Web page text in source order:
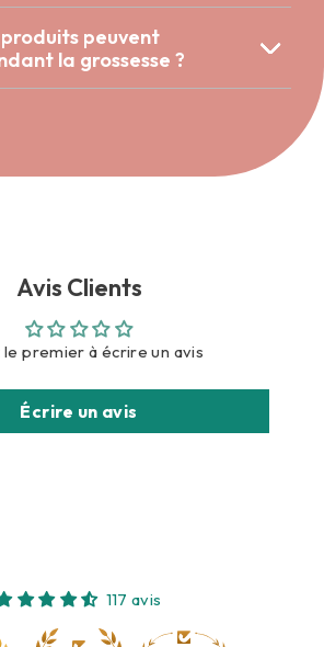
peuvent
la grossesse ?
Avis Clients
le premier à écrire un avis
Écrire un avis
117 avis